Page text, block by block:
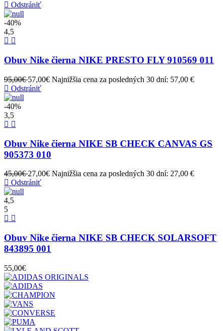
Odstrániť
-40%
4,5
Obuv Nike čierna NIKE PRESTO FLY 910569 011
95,00€57,00€ Najnižšia cena za posledných 30 dní: 57,00 €
Odstrániť
-40%
3,5
Obuv Nike čierna NIKE SB CHECK CANVAS GS
905373 010
45,00€27,00€ Najnižšia cena za posledných 30 dní: 27,00 €
Odstrániť
4,5
5
Obuv Nike čierna NIKE SB CHECK SOLARSOFT
843895 001
55,00€